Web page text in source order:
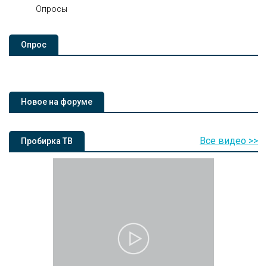
Опросы
Опроc
Новое на форуме
Пробирка ТВ Все видео >>